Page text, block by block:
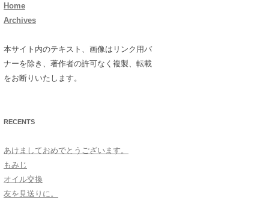
Home
Archives
本サイト内のテキスト、画像はリンク用バ
ナーを除き、著作者の許可なく複製、転載
をお断りいたします。
RECENTS
あけましておめでとうございます。
もみじ
オイル交換
友を見送りに。